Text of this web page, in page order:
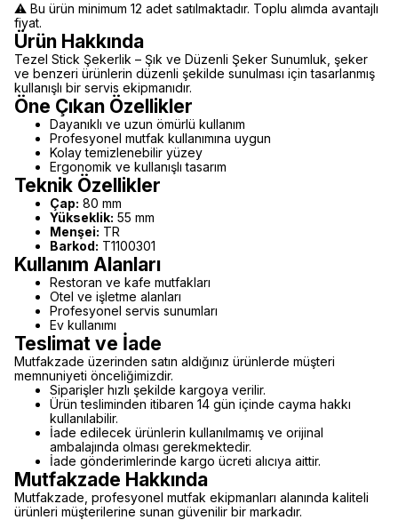
⚠️ Bu ürün minimum 12 adet satılmaktadır. Toplu alımda avantajlı
fiyat.
Ürün Hakkında
Tezel Stick Şekerlik – Şık ve Düzenli Şeker Sunumluk, şeker
ve benzeri ürünlerin düzenli şekilde sunulması için tasarlanmış
kullanışlı bir servis ekipmanıdır.
Öne Çıkan Özellikler
Dayanıklı ve uzun ömürlü kullanım
Profesyonel mutfak kullanımına uygun
Kolay temizlenebilir yüzey
Ergonomik ve kullanışlı tasarım
Teknik Özellikler
Çap: 80 mm
Yükseklik: 55 mm
Menşei: TR
Barkod: T1100301
Kullanım Alanları
Restoran ve kafe mutfakları
Otel ve işletme alanları
Profesyonel servis sunumları
Ev kullanımı
Teslimat ve İade
Mutfakzade üzerinden satın aldığınız ürünlerde müşteri
memnuniyeti önceliğimizdir.
Siparişler hızlı şekilde kargoya verilir.
Ürün tesliminden itibaren 14 gün içinde cayma hakkı
kullanılabilir.
İade edilecek ürünlerin kullanılmamış ve orijinal
ambalajında olması gerekmektedir.
İade gönderimlerinde kargo ücreti alıcıya aittir.
Mutfakzade Hakkında
Mutfakzade, profesyonel mutfak ekipmanları alanında kaliteli
ürünleri müşterilerine sunan güvenilir bir markadır.